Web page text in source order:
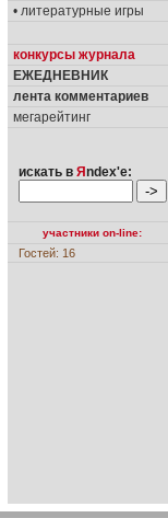
• литературные игры
конкурсы журнала
ЕЖЕДНЕВНИК
лента комментариев
мегарейтинг
искать в Я ndex'е:
участники on-line:
Гостей: 16